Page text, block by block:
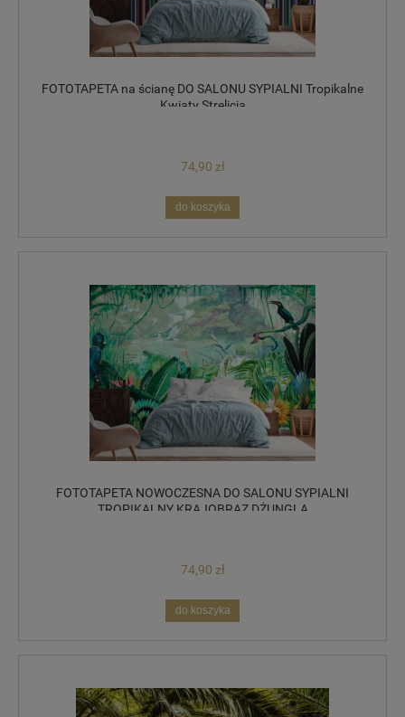
FOTOTAPETA na ścianę DO SALONU SYPIALNI Tropikalne
Kwiaty Strelicja
74,90 zł
do koszyka
FOTOTAPETA NOWOCZESNA DO SALONU SYPIALNI
TROPIKALNY KRAJOBRAZ DŻUNGLA
74,90 zł
do koszyka